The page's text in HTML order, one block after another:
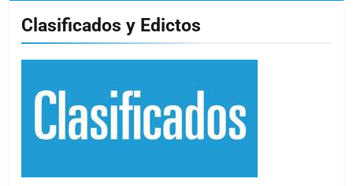
Clasificados y Edictos